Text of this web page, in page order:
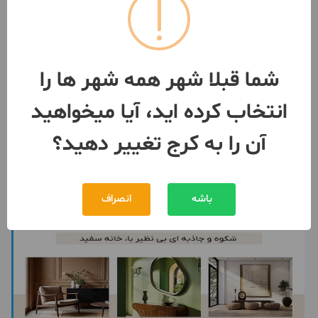
۷۵متر با ۱۵متر حیاط اختصاصی/
اسانسور سند تک برگ
کرج- شهر جدید اندیشه
مبلغ
5,850,000,000 تومان
2 ماه پیش 093353***87
شما قبلا شهر همه شهر ها را
انتخاب کرده اید، آیا میخواهید
آن را به کرج تغییر دهید؟
باشه انصراف